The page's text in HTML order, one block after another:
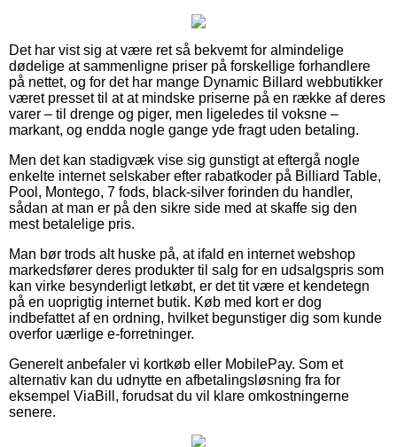
Det har vist sig at være ret så bekvemt for almindelige
dødelige at sammenligne priser på forskellige forhandlere
på nettet, og for det har mange Dynamic Billard webbutikker
været presset til at at mindske priserne på en række af deres
varer – til drenge og piger, men ligeledes til voksne –
markant, og endda nogle gange yde fragt uden betaling.
Men det kan stadigvæk vise sig gunstigt at eftergå nogle
enkelte internet selskaber efter rabatkoder på Billiard Table,
Pool, Montego, 7 fods, black-silver forinden du handler,
sådan at man er på den sikre side med at skaffe sig den
mest betalelige pris.
Man bør trods alt huske på, at ifald en internet webshop
markedsfører deres produkter til salg for en udsalgspris som
kan virke besynderligt letkøbt, er det tit være et kendetegn
på en uoprigtig internet butik. Køb med kort er dog
indbefattet af en ordning, hvilket begunstiger dig som kunde
overfor uærlige e-forretninger.
Generelt anbefaler vi kortkøb eller MobilePay. Som et
alternativ kan du udnytte en afbetalingsløsning fra for
eksempel ViaBill, forudsat du vil klare omkostningerne
senere.